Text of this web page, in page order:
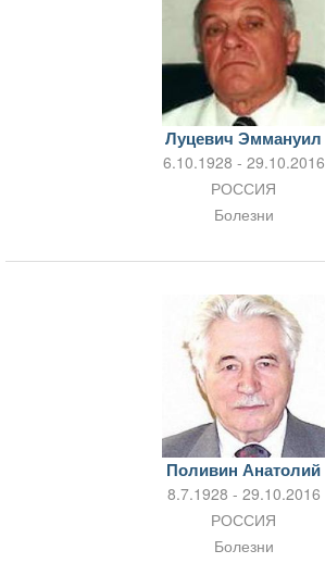
Луцевич Эммануил
6.10.1928 - 29.10.2016
РОССИЯ
Болезни
Поливин Анатолий
8.7.1928 - 29.10.2016
РОССИЯ
Болезни